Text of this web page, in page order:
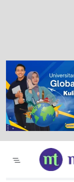
Majelis